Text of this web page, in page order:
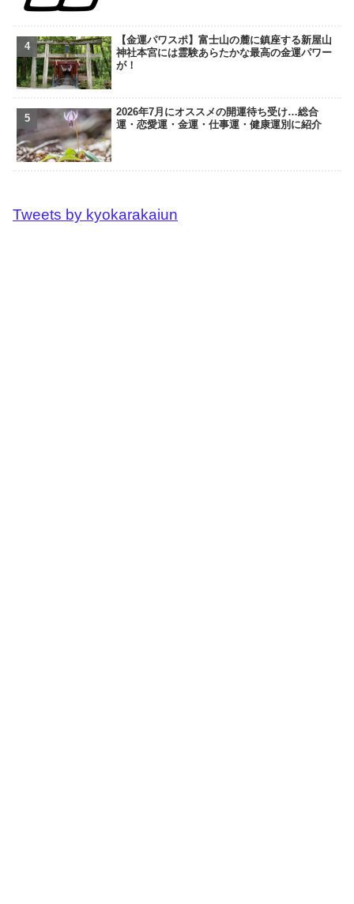
【金運パワスポ】富士山の麓に鎮座する新屋山
神社本宮には霊験あらたかな最高の金運パワー
が！
2026年7月にオススメの開運待ち受け…総合
運・恋愛運・金運・仕事運・健康運別に紹介
Tweets by kyokarakaiun